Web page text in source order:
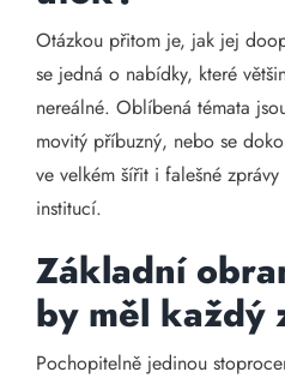
Otázkou přitom je, jak jej
se jedná o nabídky, které
nereálné. Oblíbená témata
movitý příbuzný, nebo se
ve velkém šířit i falešné
institucí.
Základní
by měl každý
Pochopitelně jedinou